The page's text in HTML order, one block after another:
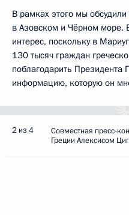
В рамках этого мы
в Азовском и Чёрном море.
интерес, поскольку в
130 тысяч граждан
поблагодарить Президента
информацию, которую он
2 из 4
Совместная пресс-
Греции Алексисом